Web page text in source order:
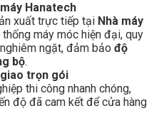
Hanatech
xuất trực tiếp tại Nhà máy
thống máy móc hiện đại, quy
ngặt, đảm bảo độ
bộ.
trọn gói
thi công nhanh chóng,
độ đã cam kết để cửa hàng